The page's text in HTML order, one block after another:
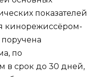
показателей
кинорежиссёром-
по
в срок до 30 дней,